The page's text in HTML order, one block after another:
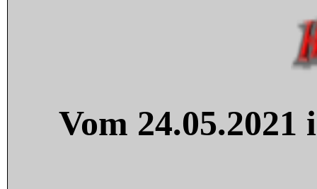
Vom 24.05.2021